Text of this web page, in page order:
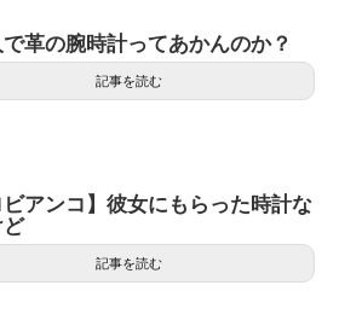
革の腕時計ってあかんのか？
記事を読む
ビアンコ】彼女にもらった時計な
ど
記事を読む